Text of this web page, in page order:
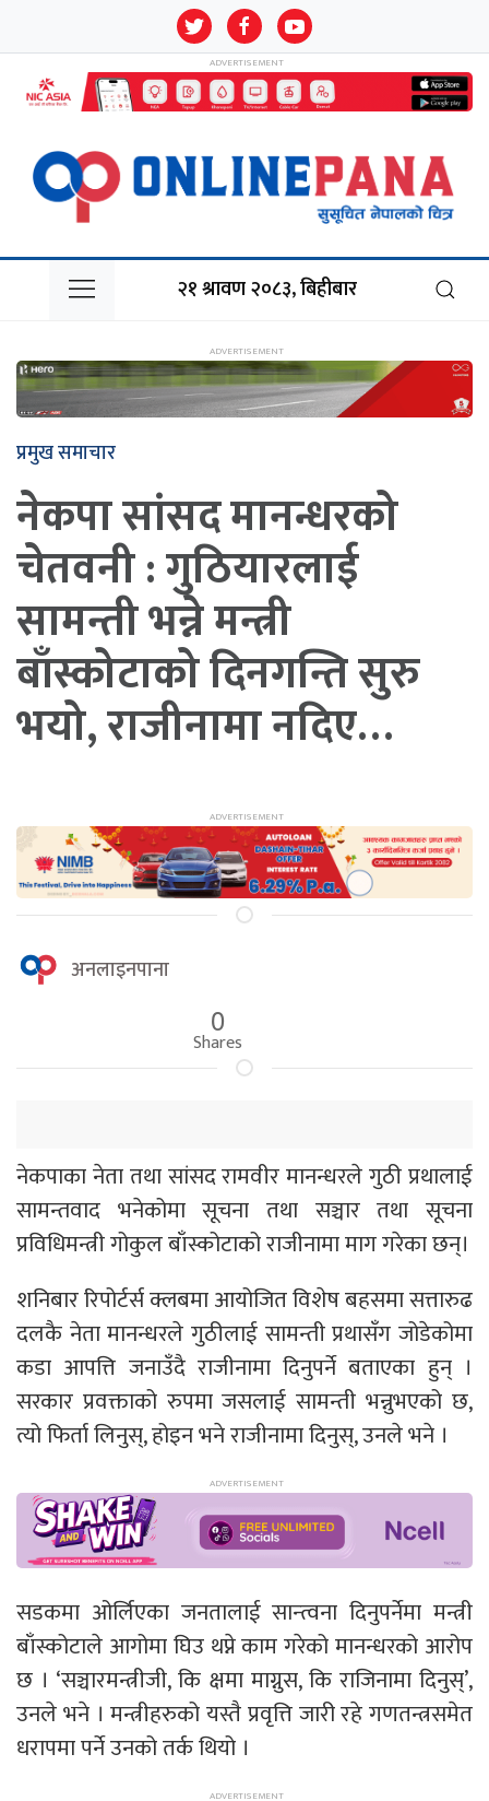
२१ श्रावण २०८३, बिहीबार
प्रमुख समाचार
नेकपा सांसद मानन्धरको
चेतवनी : गुठियारलाई
सामन्ती भन्ने मन्त्री
बाँस्कोटाको दिनगन्ति सुरु
भयो, राजीनामा नदिए…
अनलाइनपाना
0
Shares
नेकपाका नेता तथा सांसद रामवीर मानन्धरले गुठी प्रथालाई
सामन्तवाद भनेकोमा सूचना तथा सञ्चार तथा सूचना
प्रविधिमन्त्री गोकुल बाँस्कोटाको राजीनामा माग गरेका छन्।
शनिबार रिपोर्टर्स क्लबमा आयोजित विशेष बहसमा सत्तारुढ
दलकै नेता मानन्धरले गुठीलाई सामन्ती प्रथासँग जोडेकोमा
कडा आपत्ति जनाउँदै राजीनामा दिनुपर्ने बताएका हुन् ।
सरकार प्रवक्ताको रुपमा जसलाई सामन्ती भन्नुभएको छ,
त्यो फिर्ता लिनुस्, होइन भने राजीनामा दिनुस्, उनले भने ।
सडकमा ओर्लिएका जनतालाई सान्त्वना दिनुपर्नेमा मन्त्री
बाँस्कोटाले आगोमा घिउ थप्ने काम गरेको मानन्धरको आरोप
छ । ‘सञ्चारमन्त्रीजी, कि क्षमा माग्नुस, कि राजिनामा दिनुस्’,
उनले भने । मन्त्रीहरुको यस्तै प्रवृत्ति जारी रहे गणतन्त्रसमेत
धरापमा पर्ने उनको तर्क थियो ।